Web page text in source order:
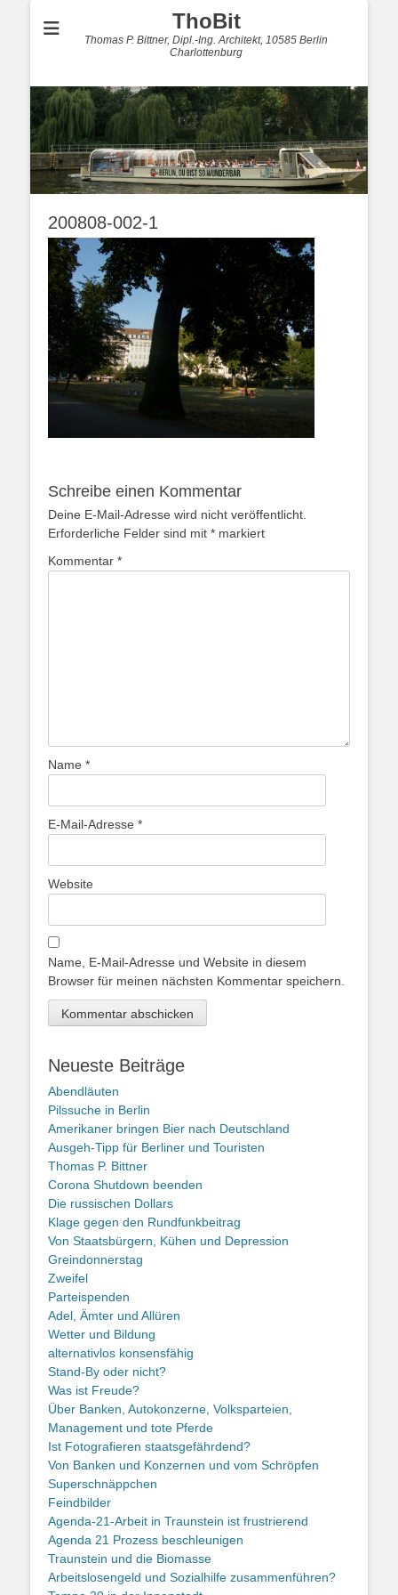
ThoBit
Thomas P. Bittner, Dipl.-Ing. Architekt, 10585 Berlin
Charlottenburg
200808-002-1
Schreibe einen Kommentar
Deine E-Mail-Adresse wird nicht veröffentlicht.
Erforderliche Felder sind mit * markiert
Kommentar *
Name *
E-Mail-Adresse *
Website
Name, E-Mail-Adresse und Website in diesem
Browser für meinen nächsten Kommentar speichern.
Neueste Beiträge
Abendläuten
Pilssuche in Berlin
Amerikaner bringen Bier nach Deutschland
Ausgeh-Tipp für Berliner und Touristen
Thomas P. Bittner
Corona Shutdown beenden
Die russischen Dollars
Klage gegen den Rundfunkbeitrag
Von Staatsbürgern, Kühen und Depression
Greindonnerstag
Zweifel
Parteispenden
Adel, Ämter und Allüren
Wetter und Bildung
alternativlos konsensfähig
Stand-By oder nicht?
Was ist Freude?
Über Banken, Autokonzerne, Volksparteien,
Management und tote Pferde
Ist Fotografieren staatsgefährdend?
Von Banken und Konzernen und vom Schröpfen
Superschnäppchen
Feindbilder
Agenda-21-Arbeit in Traunstein ist frustrierend
Agenda 21 Prozess beschleunigen
Traunstein und die Biomasse
Arbeitslosengeld und Sozialhilfe zusammenführen?